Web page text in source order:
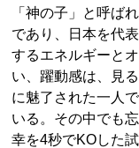
「神の子」と呼ば
であり、日本を代
するエネルギーと
い、躍動感は、見
に魅了された一人
いる。その中でも
幸を4秒でKOした